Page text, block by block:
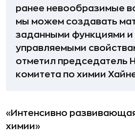
ранее невообразимые
мы можем создавать
заданными функциями и
управляемыми
отметил председатель
комитета по химии
«Интенсивно
химии»